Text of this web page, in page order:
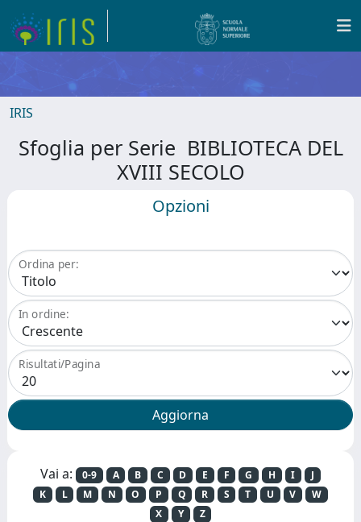
IRIS
Sfoglia per Serie BIBLIOTECA DEL
XVIII SECOLO
Opzioni
Ordina per:
In ordine:
Risultati/Pagina
Vai a: 0-9 A B C D E F G H I
J
K
L M N O P Q R S T U V
W
X
Y Z